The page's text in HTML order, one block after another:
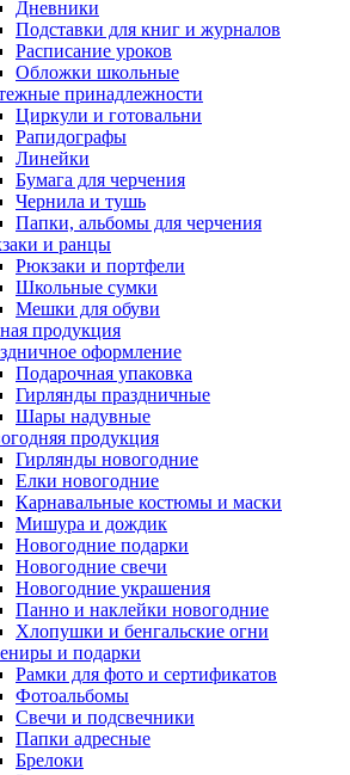
Дневники
Подставки для книг и журналов
Расписание уроков
Обложки школьные
принадлежности
Циркули и готовальни
Рапидографы
Линейки
Бумага для черчения
Чернила и тушь
Папки, альбомы для черчения
и ранцы
Рюкзаки и портфели
Школьные сумки
Мешки для обуви
продукция
оформление
Подарочная упаковка
Гирлянды праздничные
Шары надувные
продукция
Гирлянды новогодние
Елки новогодние
Карнавальные костюмы и маски
Мишура и дождик
Новогодние подарки
Новогодние свечи
Новогодние украшения
Панно и наклейки новогодние
Хлопушки и бенгальские огни
и подарки
Рамки для фото и сертификатов
Фотоальбомы
Свечи и подсвечники
Папки адресные
Брелоки